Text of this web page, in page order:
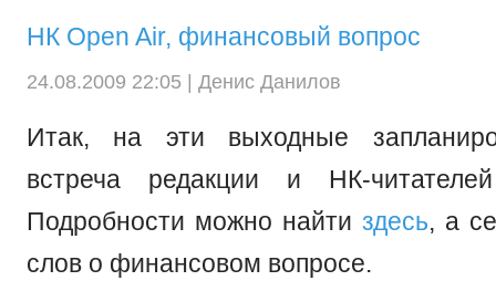
НК Open Air, финансовый вопрос
24.08.2009 22:05 | Денис Данилов
Итак, на эти выходные
встреча редакции и НК-
Подробности можно найти здесь, а
слов о финансовом вопросе.